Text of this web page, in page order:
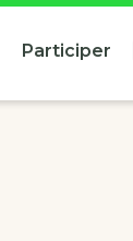
Participer